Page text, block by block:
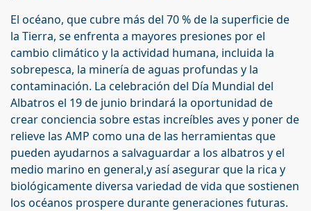
El océano, que cubre más del 70 % de la superficie de
la Tierra, se enfrenta a mayores presiones por el
cambio climático y la actividad humana, incluida la
sobrepesca, la minería de aguas profundas y la
contaminación. La celebración del Día Mundial del
Albatros el 19 de junio brindará la oportunidad de
crear conciencia sobre estas increíbles aves y poner de
relieve las AMP como una de las herramientas que
pueden ayudarnos a salvaguardar a los albatros y el
medio marino en general,y así asegurar que la rica y
biológicamente diversa variedad de vida que sostienen
los océanos prospere durante generaciones futuras.